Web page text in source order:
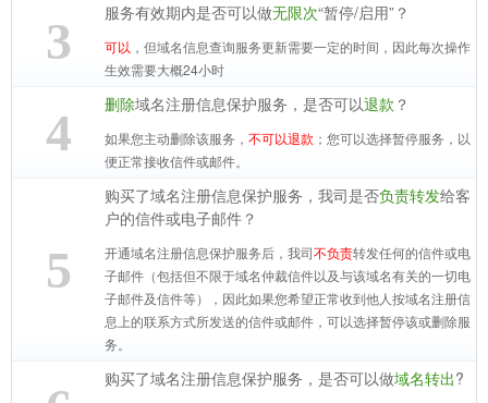
3 服务有效期内是否可以做无限次“暂停/启用”？
可以 ，但域名信息查询服务更新需要一定的时间，因此每次操作
生效需要大概24小时
4 删除域名注册信息保护服务，是否可以退款 ？
如果您主动删除该服务， 不可以退款 ；您可以选择暂停服务，以
便正常接收信件或邮件。
5
购买了域名注册信息保护服务，我司是否负责转发给客
户的信件或电子邮件？
开通域名注册信息保护服务后，我司不负责转发任何的信件或电
子邮件（包括但不限于域名仲裁信件以及与该域名有关的一切电
子邮件及信件等），因此如果您希望正常收到他人按域名注册信
息上的联系方式所发送的信件或邮件，可以选择暂停该或删除服
务。
购买了域名注册信息保护服务，是否可以做域名转出?